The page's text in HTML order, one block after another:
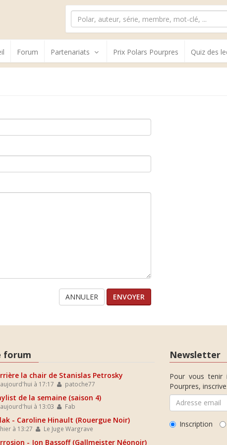
Forum Partenariats Prix Polars Pourpres Quiz des
ANNULER
forum
la chair de Stanislas Petrosky
aujourd'hui à 17:17 patoche77
de la semaine (saison 4)
aujourd'hui à 13:03 Fab
- Caroline Hinault (Rouergue Noir)
hier à 13:27 Le Juge Wargrave
- Jon Bassoff (Gallmeister Néonoir)
Newsletter
Pour vous tenir
Pourpres,
Inscription